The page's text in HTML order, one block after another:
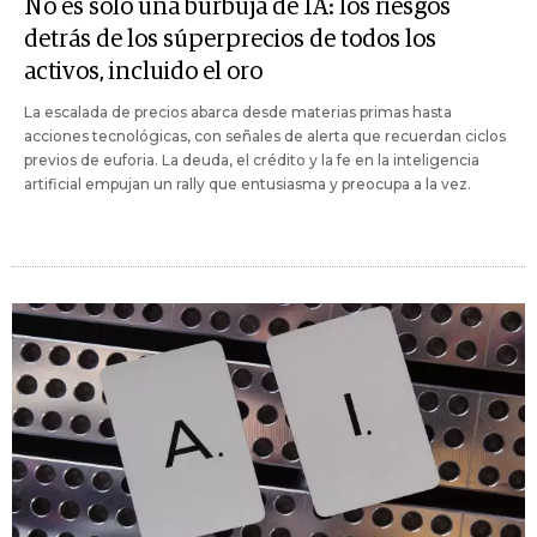
No es sólo una burbuja de IA: los riesgos
detrás de los súperprecios de todos los
activos, incluido el oro
La escalada de precios abarca desde materias primas hasta
acciones tecnológicas, con señales de alerta que recuerdan ciclos
previos de euforia. La deuda, el crédito y la fe en la inteligencia
artificial empujan un rally que entusiasma y preocupa a la vez.